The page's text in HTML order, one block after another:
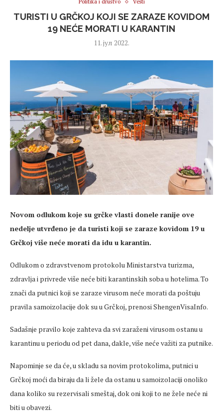
Politika i društvo Vesti
TURISTI U GRČKOJ KOJI SE ZARAZE KOVIDOM
19 NEĆE MORATI U KARANTIN
11. јул 2022.
Novom odlukom koje su grčke vlasti donele ranije ove
nedelje utvrđeno je da turisti koji se zaraze kovidom 19 u
Grčkoj više neće morati da idu u karantin.
Odlukom o zdravstvenom protokolu Ministarstva turizma,
zdravlja i privrede više neće biti karantinskih soba u hotelima. To
znači da putnici koji se zaraze virusom neće morati da poštuju
pravila samoizolacije dok su u Grčkoj, prenosi ShengenVisaInfo.
Sadašnje pravilo koje zahteva da svi zaraženi virusom ostanu u
karantinu u periodu od pet dana, dakle, više neće važiti za putnike.
Napominje se da će, u skladu sa novim protokolima, putnici u
Grčkoj moći da biraju da li žele da ostanu u samoizolaciji onoliko
dana koliko su rezervisali smeštaj, dok oni koji to ne žele neće ni
biti u obavezi.